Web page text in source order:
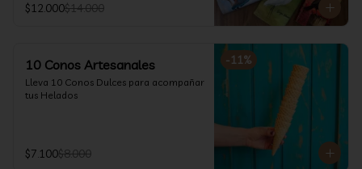
$12.000$14.000
-11%
10 Conos Artesanales
Lleva 10 Conos Dulces para acompañar
tus Helados
$7.100$8.000